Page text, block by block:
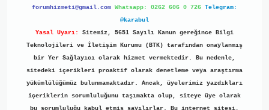
forumhizmeti@gmail.com Whatsapp: 0262 606 0 726 Telegram:
@karabul
Yasal Uyarı:
Sitemiz, 5651 Sayılı Kanun gereğince Bilgi
Teknolojileri ve İletişim Kurumu (BTK) tarafından onaylanmış
bir Yer Sağlayıcı olarak hizmet vermektedir. Bu nedenle,
sitedeki içerikleri proaktif olarak denetleme veya araştırma
yükümlülüğümüz bulunmamaktadır. Ancak, üyelerimiz yazdıkları
içeriklerin sorumluluğunu taşımakta olup, siteye üye olarak
bu sorumluluğu kabul etmiş sayılırlar. Bu internet sitesi,